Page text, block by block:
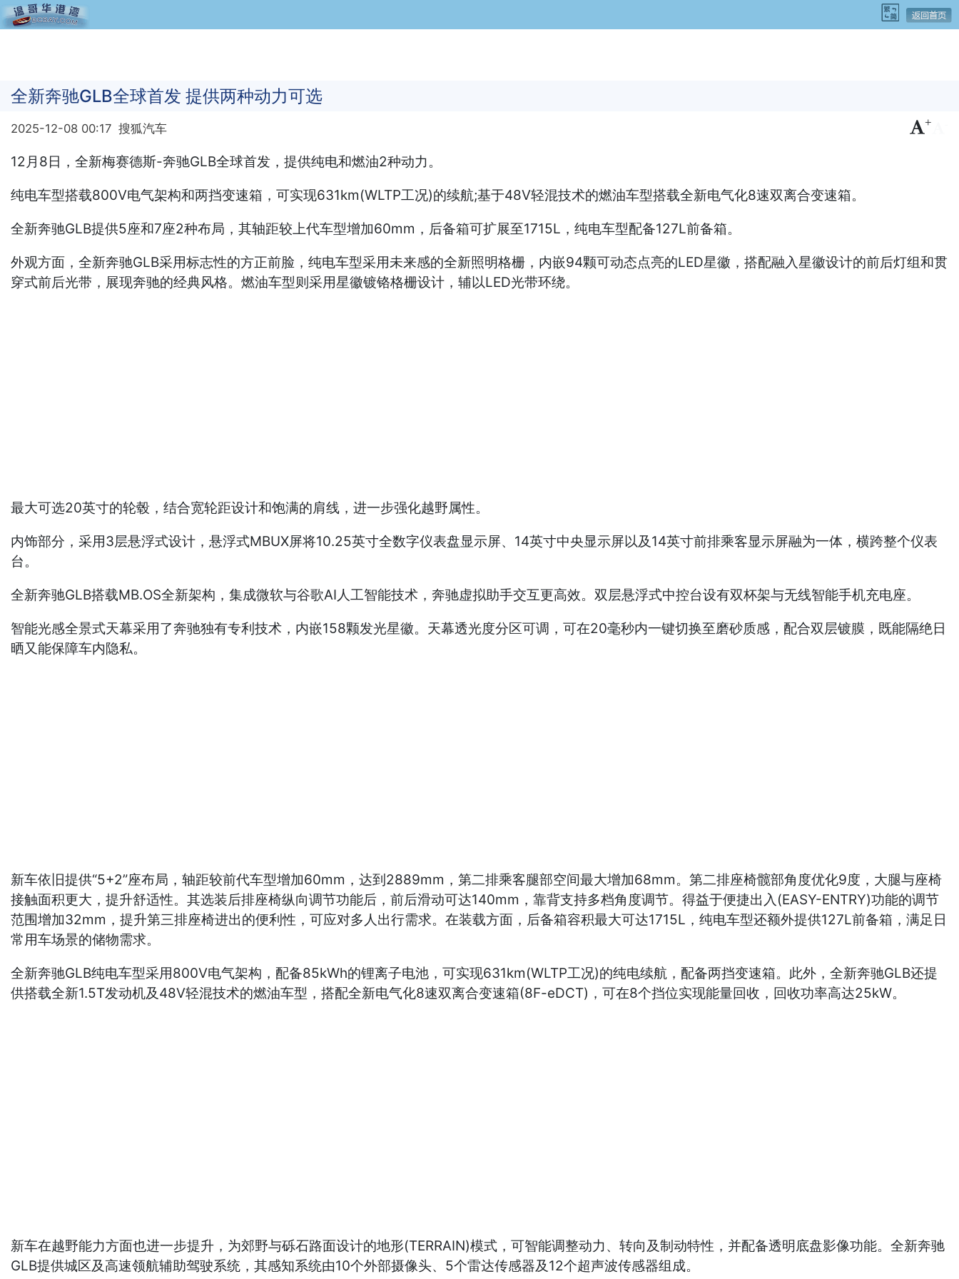
全新奔驰GLB全球首发 提供两种动力可选
2025-12-08 00:17 搜狐汽车 +
12月8日，全新梅赛德斯-奔驰GLB全球首发，提供纯电和燃油2种动力。
纯电车型搭载800V电气架构和两挡变速箱，可实现631km(WLTP工况)的续航;基于48V轻混技术的燃油车型搭载全新电气化8速双离合变速箱。
全新奔驰GLB提供5座和7座2种布局，其轴距较上代车型增加60mm，后备箱可扩展至1715L，纯电车型配备127L前备箱。
外观方面，全新奔驰GLB采用标志性的方正前脸，纯电车型采用未来感的全新照明格栅，内嵌94颗可动态点亮的LED星徽，搭配融入星徽设计的前后灯组和贯
穿式前后光带，展现奔驰的经典风格。燃油车型则采用星徽镀铬格栅设计，辅以LED光带环绕。
最大可选20英寸的轮毂，结合宽轮距设计和饱满的肩线，进一步强化越野属性。
内饰部分，采用3层悬浮式设计，悬浮式MBUX屏将10.25英寸全数字仪表盘显示屏、14英寸中央显示屏以及14英寸前排乘客显示屏融为一体，横跨整个仪表
台。
全新奔驰GLB搭载MB.OS全新架构，集成微软与谷歌AI人工智能技术，奔驰虚拟助手交互更高效。双层悬浮式中控台设有双杯架与无线智能手机充电座。
智能光感全景式天幕采用了奔驰独有专利技术，内嵌158颗发光星徽。天幕透光度分区可调，可在20毫秒内一键切换至磨砂质感，配合双层镀膜，既能隔绝日
晒又能保障车内隐私。
新车依旧提供“5+2”座布局，轴距较前代车型增加60mm，达到2889mm，第二排乘客腿部空间最大增加68mm。第二排座椅髋部角度优化9度，大腿与座椅
接触面积更大，提升舒适性。其选装后排座椅纵向调节功能后，前后滑动可达140mm，靠背支持多档角度调节。得益于便捷出入(EASY-ENTRY)功能的调节
范围增加32mm，提升第三排座椅进出的便利性，可应对多人出行需求。在装载方面，后备箱容积最大可达1715L，纯电车型还额外提供127L前备箱，满足日
常用车场景的储物需求。
全新奔驰GLB纯电车型采用800V电气架构，配备85kWh的锂离子电池，可实现631km(WLTP工况)的纯电续航，配备两挡变速箱。此外，全新奔驰GLB还提
供搭载全新1.5T发动机及48V轻混技术的燃油车型，搭配全新电气化8速双离合变速箱(8F-eDCT)，可在8个挡位实现能量回收，回收功率高达25kW。
新车在越野能力方面也进一步提升，为郊野与砾石路面设计的地形(TERRAIN)模式，可智能调整动力、转向及制动特性，并配备透明底盘影像功能。全新奔驰
GLB提供城区及高速领航辅助驾驶系统，其感知系统由10个外部摄像头、5个雷达传感器及12个超声波传感器组成。